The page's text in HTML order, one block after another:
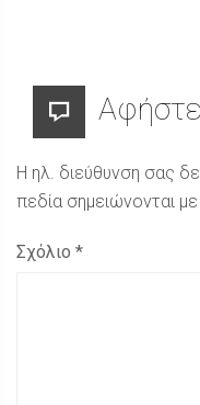
Η ηλ. διεύθυνση σας
πεδία σημειώνονται με
Σχόλιο *